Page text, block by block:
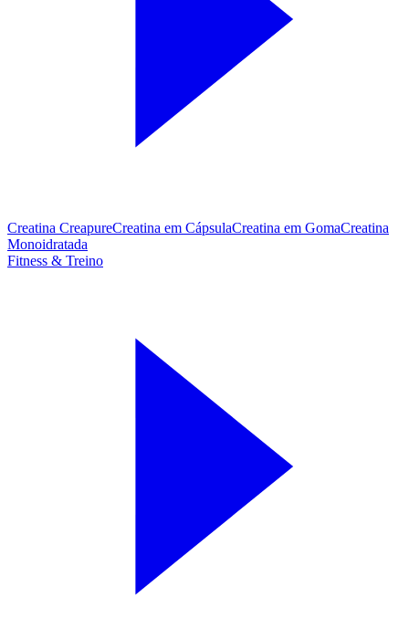
Creatina CreapureCreatina em CápsulaCreatina em GomaCreatina
Monoidratada
Fitness & Treino